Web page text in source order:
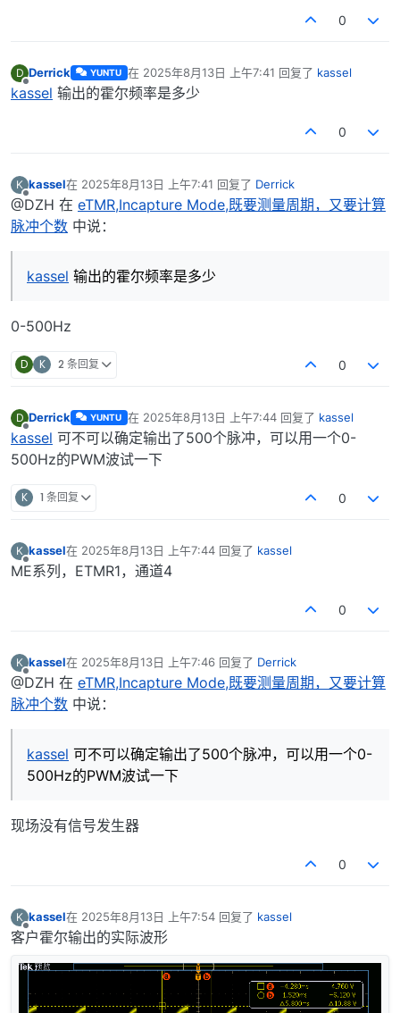
0
D
离线
Derrick YUNTU 在 2025年8月13日 上午7:41 回复了 kassel
最后由 编辑
kassel 输出的霍尔频率是多少
0
K
离线
kassel在 2025年8月13日 上午7:41 回复了 Derrick
最后由 编辑
@DZH 在 eTMR,Incapture Mode,既要测量周期，又要计算
脉冲个数 中说：
kassel 输出的霍尔频率是多少
0-500Hz
D K 2 条回复 0
D
离线
Derrick YUNTU 在 2025年8月13日 上午7:44回复了 kassel
最后由 编辑
kassel 可不可以确定输出了500个脉冲，可以用一个0-
500Hz的PWM波试一下
K 1 条回复 0
K
离线
kassel在 2025年8月13日 上午7:44 回复了 kassel
最后由 编辑
ME系列，ETMR1，通道4
0
K
离线
kassel在 2025年8月13日 上午7:46 回复了 Derrick
最后由 编辑
@DZH 在 eTMR,Incapture Mode,既要测量周期，又要计算
脉冲个数 中说：
kassel 可不可以确定输出了500个脉冲，可以用一个0-
500Hz的PWM波试一下
现场没有信号发生器
0
K
离线
kassel在 2025年8月13日 上午7:54 回复了 kassel
最后由 编辑
客户霍尔输出的实际波形